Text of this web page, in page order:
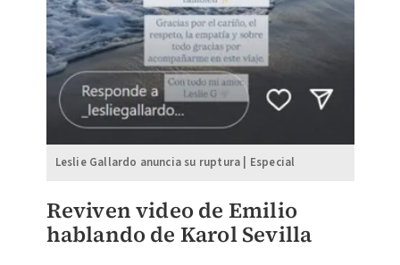
Leslie Gallardo anuncia su ruptura | Especial
Reviven video de Emilio
hablando de Karol Sevilla